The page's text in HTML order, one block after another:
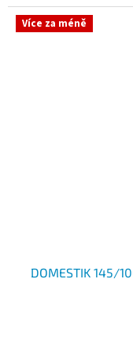
Více za méně
DOMESTIK 145/